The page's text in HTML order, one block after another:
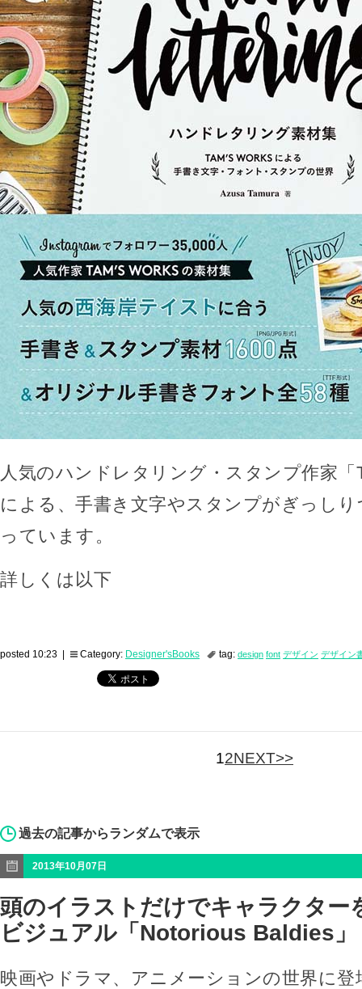
人気のハンドレタリング・スタンプ作家「
による、手書き文字やスタンプがぎっし
っています。
詳しくは以下
posted 10:23 | Category: Designer'sBooks tag: design font デザイン デザイン
12NEXT>>
過去の記事からランダムで表示
2013年10月07日
頭のイラストだけでキャラクター
ビジュアル「Notorious Baldies」
映画やドラマ、アニメーションの世界に